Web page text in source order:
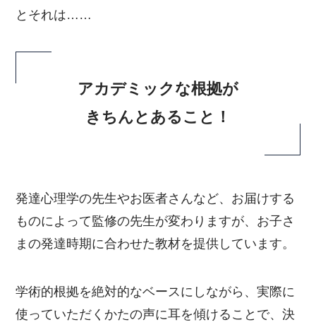
とそれは……
アカデミックな根拠が
きちんとあること！
発達心理学の先生やお医者さんなど、お届けする
ものによって監修の先生が変わりますが、お子さ
まの発達時期に合わせた教材を提供しています。
学術的根拠を絶対的なベースにしながら、実際に
使っていただくかたの声に耳を傾けることで、決